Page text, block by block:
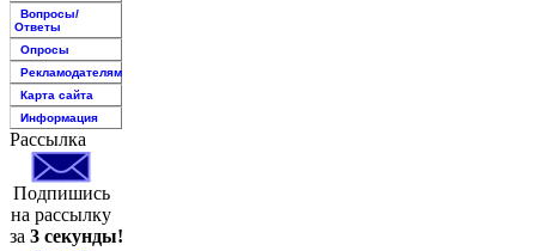
Вопросы/
Ответы
Опросы
Рекламодателям
Карта сайта
Информация
Рассылка
Подпишись
на рассылку
за 3 секунды!